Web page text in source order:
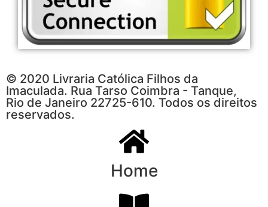
© 2020 Livraria Católica Filhos da
Imaculada. Rua Tarso Coimbra - Tanque,
Rio de Janeiro 22725-610. Todos os direitos
reservados.
Home